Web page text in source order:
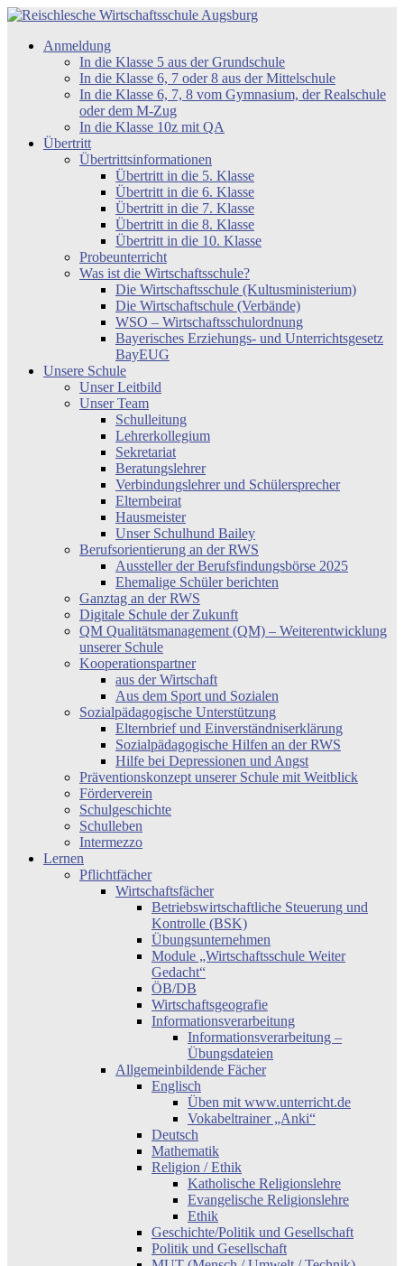
Zum
springen
Reischlesche
Wirtschaftsschule
Anmeldung
In die Klasse 5 aus der Grundschule
In die Klasse 6, 7 oder 8 aus der Mittelschule
In die Klasse 6, 7, 8 vom Gymnasium, der Realschule
oder dem M-Zug
In die Klasse 10z mit QA
Übertritt
Übertrittsinformationen
Übertritt in die 5. Klasse
Übertritt in die 6. Klasse
Übertritt in die 7. Klasse
Übertritt in die 8. Klasse
Übertritt in die 10. Klasse
Probeunterricht
Was ist die Wirtschaftsschule?
Die Wirtschaftsschule (Kultusministerium)
Die Wirtschaftschule (Verbände)
WSO – Wirtschaftsschulordnung
Bayerisches Erziehungs- und Unterrichtsgesetz
BayEUG
Unsere Schule
Unser Leitbild
Unser Team
Schulleitung
Lehrerkollegium
Sekretariat
Beratungslehrer
Verbindungslehrer und Schülersprecher
Elternbeirat
Hausmeister
Unser Schulhund Bailey
Berufsorientierung an der RWS
Aussteller der Berufsfindungsbörse 2025
Ehemalige Schüler berichten
Ganztag an der RWS
Digitale Schule der Zukunft
QM Qualitätsmanagement (QM) – Weiterentwicklung
unserer Schule
Kooperationspartner
aus der Wirtschaft
Aus dem Sport und Sozialen
Sozialpädagogische Unterstützung
Elternbrief und Einverständniserklärung
Sozialpädagogische Hilfen an der RWS
Hilfe bei Depressionen und Angst
Präventionskonzept unserer Schule mit Weitblick
Förderverein
Schulgeschichte
Schulleben
Intermezzo
Lernen
Pflichtfächer
Wirtschaftsfächer
Betriebswirtschaftliche Steuerung und
Kontrolle (BSK)
Übungsunternehmen
Module „Wirtschaftsschule Weiter
Gedacht“
ÖB/DB
Wirtschaftsgeografie
Informationsverarbeitung
Informationsverarbeitung –
Übungsdateien
Allgemeinbildende Fächer
Englisch
Üben mit www.unterricht.de
Vokabeltrainer „Anki“
Deutsch
Mathematik
Religion / Ethik
Katholische Religionslehre
Evangelische Religionslehre
Ethik
Geschichte/Politik und Gesellschaft
Politik und Gesellschaft